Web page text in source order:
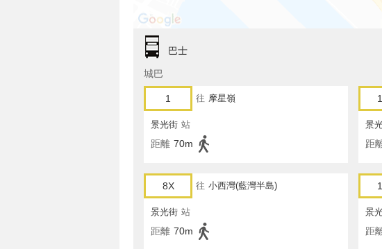
巴士
城巴
1 往 摩星嶺
景光街 站
距離 70m
景
距
8X 往 小西灣(藍灣半島)
景光街 站
距離 70m
景
距